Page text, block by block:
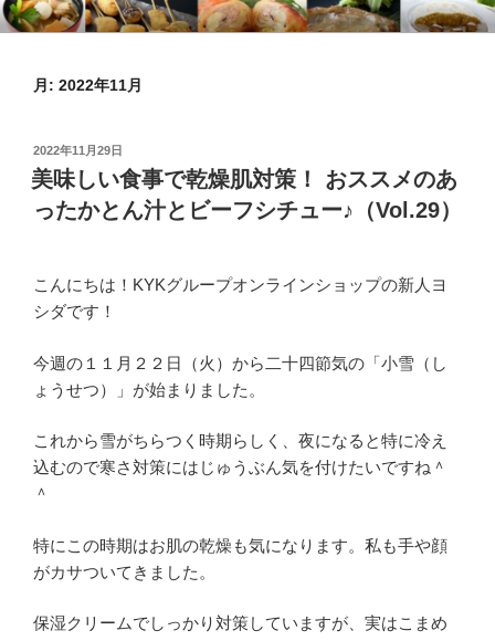
コ
ン
KYKオンラインブログ
特集 ～オンラインショップ～
月: 2022年11月
投
稿
日:
2022年11月29日
美味しい食事で乾燥肌対策！ おススメのあ
ったかとん汁とビーフシチュー♪（Vol.29）
こんにちは！KYKグループオンラインショップの新人ヨ
シダです！
今週の１１月２２日（火）から二十四節気の「小雪（し
ょうせつ）」が始まりました。
これから雪がちらつく時期らしく、夜になると特に冷え
込むので寒さ対策にはじゅうぶん気を付けたいですね＾
＾
特にこの時期はお肌の乾燥も気になります。私も手や顔
がカサついてきました。
保湿クリームでしっかり対策していますが、実はこまめ